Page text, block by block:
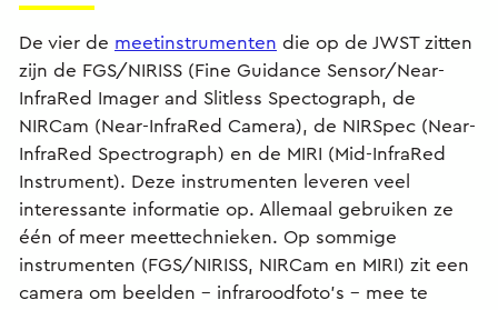
De vier de meetinstrumenten die op de JWST zitten
zijn de FGS/NIRISS (Fine Guidance Sensor/Near-
InfraRed Imager and Slitless Spectograph, de
NIRCam (Near-InfraRed Camera), de NIRSpec (Near-
InfraRed Spectrograph) en de MIRI (Mid-InfraRed
Instrument). Deze instrumenten leveren veel
interessante informatie op. Allemaal gebruiken ze
één of meer meettechnieken. Op sommige
instrumenten (FGS/NIRISS, NIRCam en MIRI) zit een
camera om beelden – infraroodfoto’s – mee te